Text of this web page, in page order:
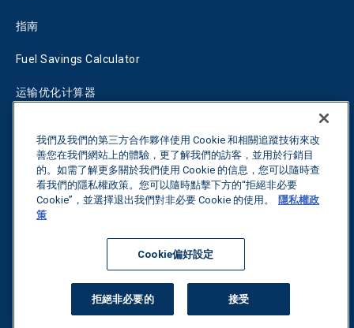
指南
Fuel Savings Calculator
运输优化计算器
联系我们
我們及我們的第三方合作夥伴使用 Cookie 和相關追蹤技術來改
善您在我們網站上的體驗，更了解我們的訪客，並用於行銷目
的。如需了解更多關於我們使用 Cookie 的信息，您可以隨時查
看我們的隱私權政策。您可以隨時點擊下方的“拒絕非必要
Cookie”，並選擇退出我們對非必要 Cookie 的使用。
隱私權政
策
Cookie偏好設定
拒絕非必要的 接受